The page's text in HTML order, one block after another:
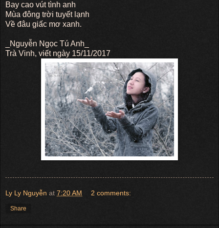
Bay cao vút tình anh
Mùa đông trời tuyết lạnh
Về đâu giấc mơ xanh.
_Nguyễn Ngọc Tú Anh_
Trà Vinh, viết ngày 15/11/2017
Ly Ly Nguyễn at 7:20 AM 2 comments:
Share